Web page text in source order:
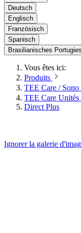
Deutsch
Englisch
Französisch
Spanisch
Brasilianisches
Vous êtes ici:
Produits
TEE Care / Sono
TEE Care Unités
Direct Plus
Ignorer la galerie